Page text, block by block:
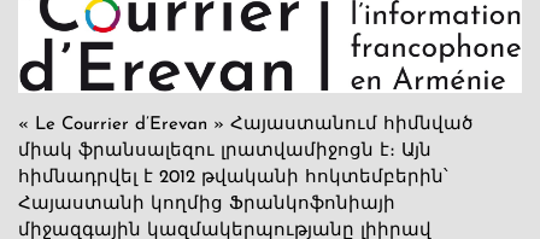
« Le Courrier d’Erevan » Հայաստանում հիմնված
միակ ֆրանսալեզու լրատվամիջոցն է։ Այն
հիմնադրվել է 2012 թվականի հոկտեմբերին՝
Հայաստանի կողմից Ֆրանկոֆոնիայի
միջազգային կազմակերպությանը լիիրավ